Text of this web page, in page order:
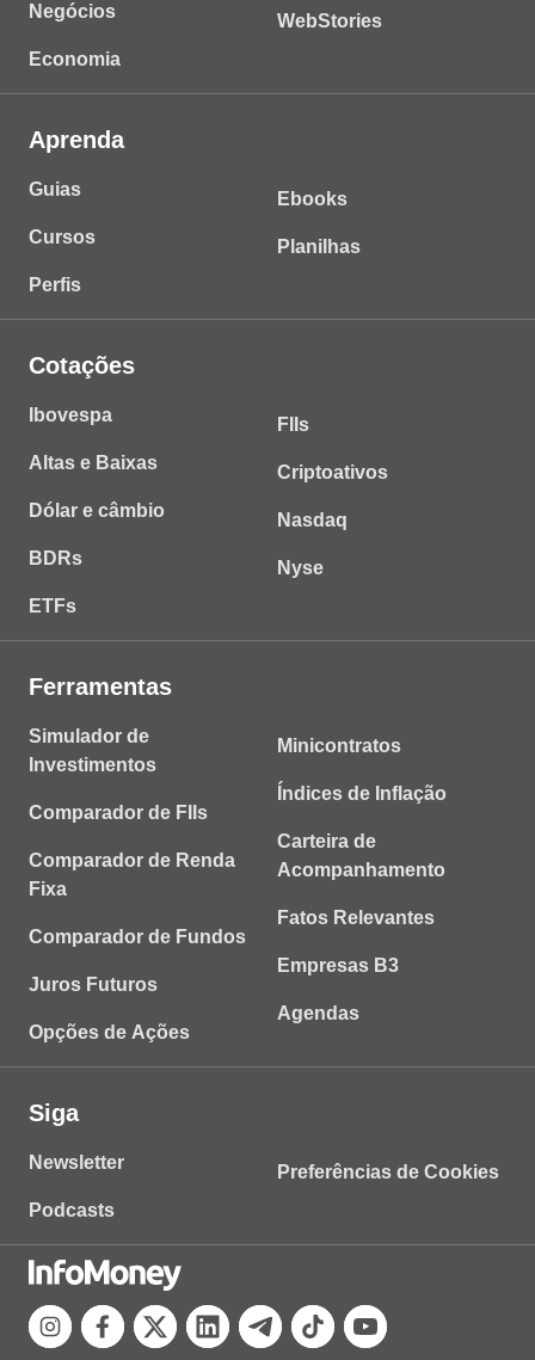
Negócios
Economia
WebStories
Aprenda
Guias
Cursos
Perfis
Ebooks
Planilhas
Cotações
Ibovespa
Altas e Baixas
Dólar e câmbio
BDRs
ETFs
FIIs
Criptoativos
Nasdaq
Nyse
Ferramentas
Simulador de
Investimentos
Comparador de FIIs
Comparador de Renda
Fixa
Comparador de Fundos
Juros Futuros
Opções de Ações
Minicontratos
Índices de Inflação
Carteira de
Acompanhamento
Fatos Relevantes
Empresas B3
Agendas
Siga
Newsletter
Podcasts
Preferências de Cookies